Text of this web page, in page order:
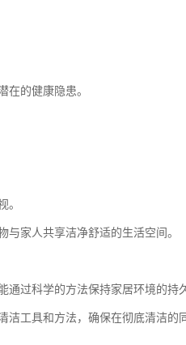
在的健康隐患。
。
家人共享洁净舒适的生活空间。
过科学的方法保持家居环境的持
工具和方法，确保在彻底清洁的